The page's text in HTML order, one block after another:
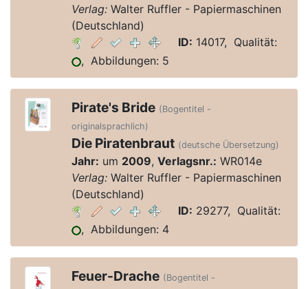
Verlag:Walter Ruffler - Papiermaschinen
(Deutschland)
ID: 14017, Qualität:
, Abbildungen: 5
Pirate's Bride (Bogentitel -
originalsprachlich)
Die Piratenbraut (deutsche Übersetzung)
Jahr: um 2009, Verlagsnr.: WR014e
Verlag:Walter Ruffler - Papiermaschinen
(Deutschland)
ID: 29277, Qualität:
, Abbildungen: 4
Feuer-Drache (Bogentitel -